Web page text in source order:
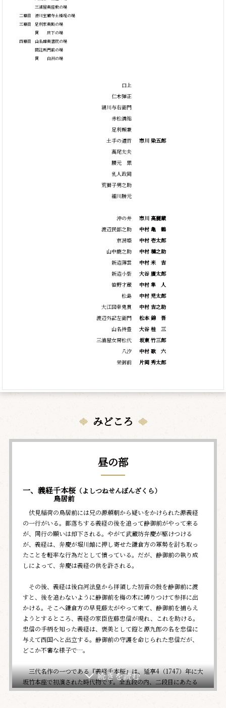
二幕目
三幕目
四幕目
三浦屋奥座敷の場
滑川宝蔵寺土橋堤の場
足利家奥殿の場
同 床下の場
山名館奥書院の場
問註所門前の場
同 白洲の場
口上
仁木弾正
絹川与右衛門
赤松満祐
足利頼兼
土手の道哲
高尾太夫
腰元 累
乳人政岡
荒獅子男之助
細川勝元
沖の井
渡辺民部之助
京潟姫
山中鹿之助
新造薄雲
新造小紫
笹野才蔵
松島
大江図幸鬼貫
渡辺外記左衛門
山名持豊
三浦屋女房松代
八汐
栄御前
市川 染五郎
市川 高麗蔵
中村 亀
鶴
中村 壱太郎
中村 種之助
中村 米
吉
大谷 廣太郎
中村 隼
人
中村 児太郎
中村 吉之助
松本 錦
吾
大谷 桂
三
坂東 竹三郎
中村 歌
六
片岡 秀太郎
みどころ
昼の部
一、義経千本桜（よしつねせんぼんざくら）
鳥居前
伏見稲荷の鳥居前には兄の源頼朝から疑いをかけられた源義経
の一行がいる。都落ちする義経の後を追って静御前がやって来る
が、同行の願いは却下される。やがて武蔵坊弁慶が駆けつける
が、義経は、弁慶が堀川館に押し寄せた鎌倉方の軍勢を討ち取っ
たことを軽率な行為だとして憤っている。だが、静御前の執り成
しによって、弁慶は義経の供を許される。
その後、義経は後白河法皇から拝領した初音の鼓を静御前に渡
すと、後を追わないように静御前を梅の木に縛りつけて参拝に出
かける。そこへ鎌倉方の早見藤太がやって来て、静御前を捕らえ
ようとするところ、義経の家臣佐藤忠信が現れ、これを助ける。
忠信の手柄を知った義経は、褒美として鎧と源九郎の名を忠信に
与えて西国へと出立する。静御前の守護を命じられた忠信だが、
どこか不審な様子で…。
三代名作の一つである『義経千本桜』は、延享4（1747）年に大
坂竹本座で初演された時代物です。全五段の内、二段目にあたる
『鳥居前』では、様式美に溢れながら、忠信の荒事の立廻りや、